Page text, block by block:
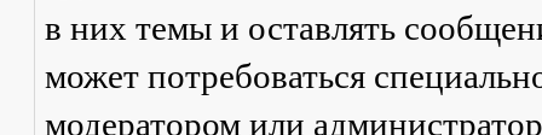
в них темы и оставлять
может потребоваться
модератором или